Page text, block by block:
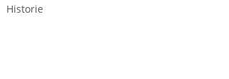
Historie